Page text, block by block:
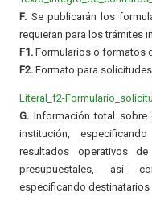
F. Se publicarán los
requieran para los trámites
F1. Formularios o formatos
F2. Formato para
Literal_f2-
G. Información total sobre
institución,
resultados operativos
presupuestales, así
especificando